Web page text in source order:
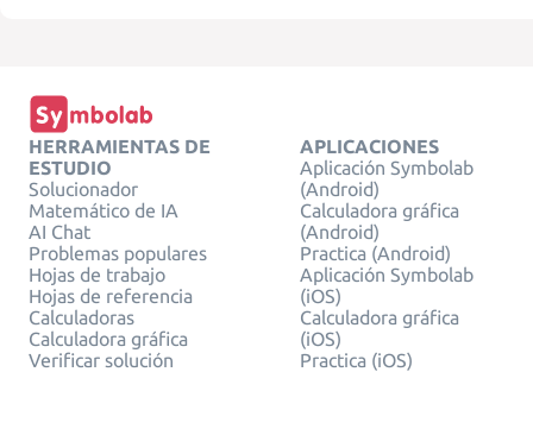
HERRAMIENTAS DE
ESTUDIO
Solucionador
Matemático de IA
AI Chat
Problemas populares
Hojas de trabajo
Hojas de referencia
Calculadoras
Calculadora gráfica
Verificar solución
APLICACIONES
Aplicación Symbolab
(Android)
Calculadora gráfica
(Android)
Practica (Android)
Aplicación Symbolab
(iOS)
Calculadora gráfica
(iOS)
Practica (iOS)